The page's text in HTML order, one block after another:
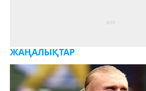
ЖАҢАЛЫҚТАР